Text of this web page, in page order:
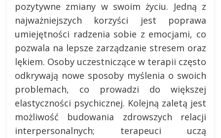
pozytywne zmiany w swoim życiu. Jedną z
najważniejszych korzyści jest poprawa
umiejętności radzenia sobie z emocjami, co
pozwala na lepsze zarządzanie stresem oraz
lękiem. Osoby uczestniczące w terapii często
odkrywają nowe sposoby myślenia o swoich
problemach, co prowadzi do większej
elastyczności psychicznej. Kolejną zaletą jest
możliwość budowania zdrowszych relacji
interpersonalnych; terapeuci uczą